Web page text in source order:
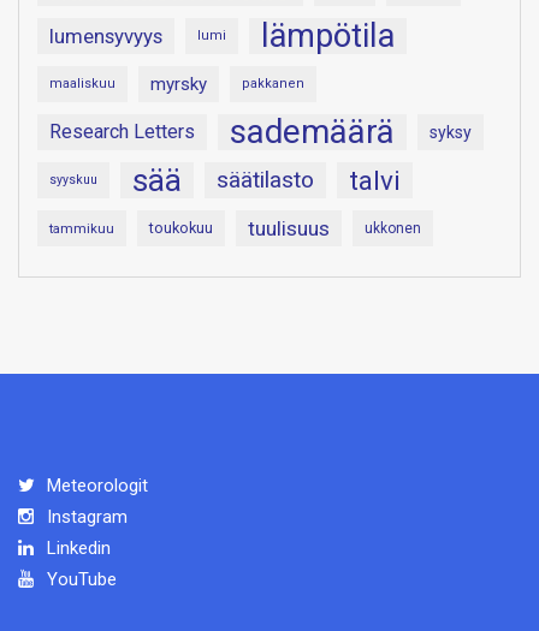
lumensyvyys lumi lämpötila
maaliskuu myrsky pakkanen
Research Letters sademäärä syksy
syyskuu sää säätilasto talvi
tammikuu toukokuu tuulisuus ukkonen
Meteorologit
Instagram
Linkedin
YouTube